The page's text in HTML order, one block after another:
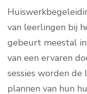
van leerlingen bij
gebeurt meestal
van een ervaren
sessies worden
plannen van hun